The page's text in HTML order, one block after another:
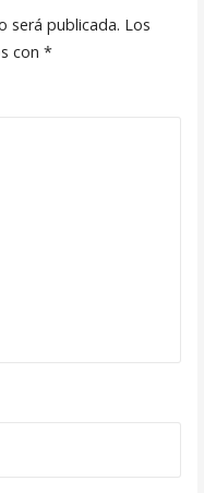
será publicada. Los
con *